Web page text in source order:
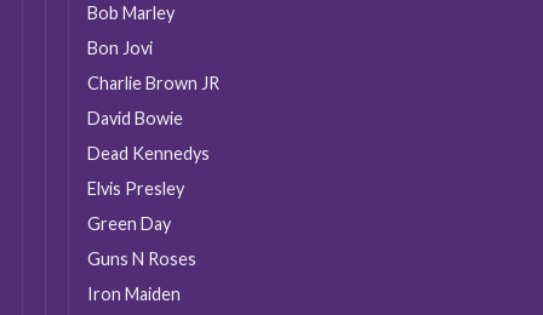
Bob Marley
Bon Jovi
Charlie Brown JR
David Bowie
Dead Kennedys
Elvis Presley
Green Day
Guns N Roses
Iron Maiden